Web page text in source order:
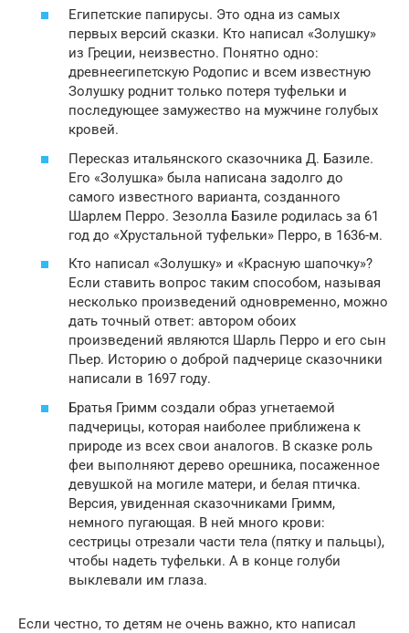
Египетские папирусы. Это одна из самых
первых версий сказки. Кто написал «Золушку»
из Греции, неизвестно. Понятно одно:
древнеегипетскую Родопис и всем известную
Золушку роднит только потеря туфельки и
последующее замужество на мужчине голубых
кровей.
Пересказ итальянского сказочника Д. Базиле.
Его «Золушка» была написана задолго до
самого известного варианта, созданного
Шарлем Перро. Зезолла Базиле родилась за 61
год до «Хрустальной туфельки» Перро, в 1636-м.
Кто написал «Золушку» и «Красную шапочку»?
Если ставить вопрос таким способом, называя
несколько произведений одновременно, можно
дать точный ответ: автором обоих
произведений являются Шарль Перро и его сын
Пьер. Историю о доброй падчерице сказочники
написали в 1697 году.
Братья Гримм создали образ угнетаемой
падчерицы, которая наиболее приближена к
природе из всех свои аналогов. В сказке роль
феи выполняют дерево орешника, посаженное
девушкой на могиле матери, и белая птичка.
Версия, увиденная сказочниками Гримм,
немного пугающая. В ней много крови:
сестрицы отрезали части тела (пятку и пальцы),
чтобы надеть туфельки. А в конце голуби
выклевали им глаза.
Если честно, то детям не очень важно, кто написал